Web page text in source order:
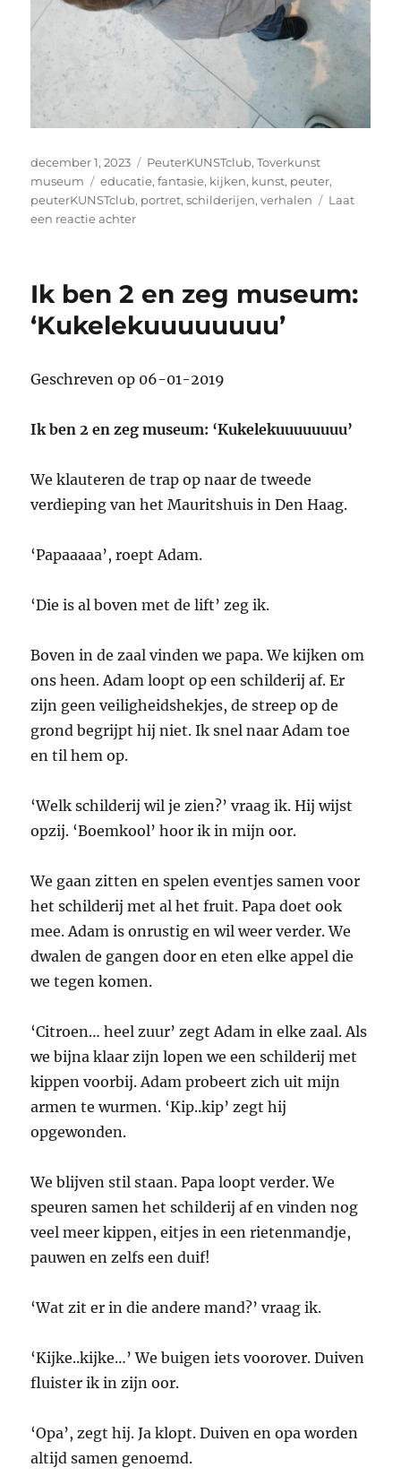
Geplaatst
op
december 1, 2023 Categorieën
PeuterKUNSTclub,Toverkunst
museum
Tags
educatie,fantasie, kijken, kunst, peuter,
peuterKUNSTclub, portret,schilderijen,verhalen
Laat
een reactie achterop
Ik ben 2 en zeg museum:
‘Kukelekuuuuuuuu’
Geschreven op 06-01-2019
Ik ben 2 en zeg museum: ‘Kukelekuuuuuuuu’
We klauteren de trap op naar de tweede
verdieping van het Mauritshuis in Den Haag.
‘Papaaaaa’, roept Adam.
‘Die is al boven met de lift’ zeg ik.
Boven in de zaal vinden we papa. We kijken om
ons heen. Adam loopt op een schilderij af. Er
zijn geen veiligheidshekjes, de streep op de
grond begrijpt hij niet. Ik snel naar Adam toe
en til hem op.
‘Welk schilderij wil je zien?’ vraag ik. Hij wijst
opzij. ‘Boemkool’ hoor ik in mijn oor.
We gaan zitten en spelen eventjes samen voor
het schilderij met al het fruit. Papa doet ook
mee. Adam is onrustig en wil weer verder. We
dwalen de gangen door en eten elke appel die
we tegen komen.
‘Citroen… heel zuur’ zegt Adam in elke zaal. Als
we bijna klaar zijn lopen we een schilderij met
kippen voorbij. Adam probeert zich uit mijn
armen te wurmen. ‘Kip..kip’ zegt hij
opgewonden.
We blijven stil staan. Papa loopt verder. We
speuren samen het schilderij af en vinden nog
veel meer kippen, eitjes in een rietenmandje,
pauwen en zelfs een duif!
‘Wat zit er in die andere mand?’ vraag ik.
‘Kijke..kijke…’ We buigen iets voorover. Duiven
fluister ik in zijn oor.
‘Opa’, zegt hij. Ja klopt. Duiven en opa worden
altijd samen genoemd.